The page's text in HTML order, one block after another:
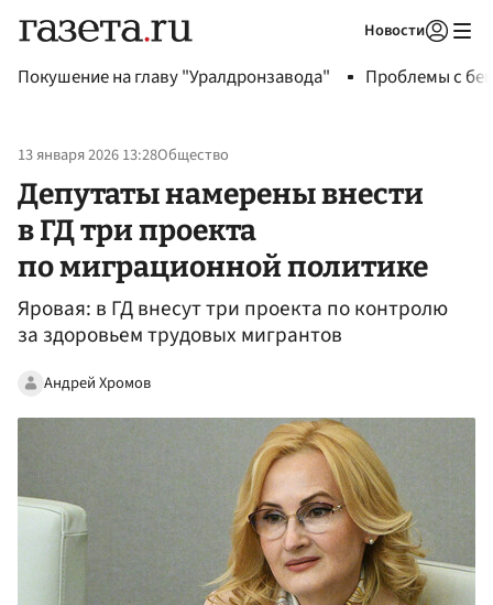
Новости
Покушение на главу "Уралдронзавода" Проблемы с
13 января 2026 13:28Общество
Депутаты намерены внести
в ГД три проекта
по миграционной политике
Яровая: в ГД внесут три проекта по контролю
за здоровьем трудовых мигрантов
Андрей Хромов